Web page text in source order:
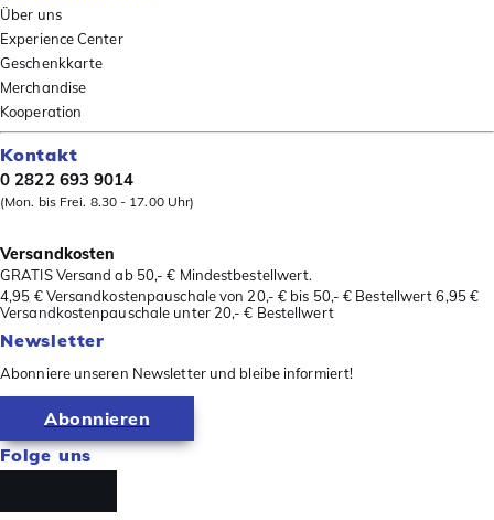
Über uns
Experience Center
Geschenkkarte
Merchandise
Kooperation
Kontakt
0 2822 693 9014
(Mon. bis Frei. 8.30 - 17.00 Uhr)
Versandkosten
GRATIS Versand ab 50,- € Mindestbestellwert.
4,95 € Versandkostenpauschale von 20,- € bis 50,- € Bestellwert 6,95 €
Versandkostenpauschale unter 20,- € Bestellwert
Newsletter
Abonniere unseren Newsletter und bleibe informiert!
Abonnieren
Folge uns